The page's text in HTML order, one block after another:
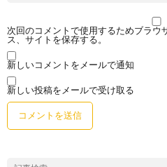
次回のコメントで使用するためブラウ
ス、サイトを保存する。
新しいコメントをメールで通知
新しい投稿をメールで受け取る